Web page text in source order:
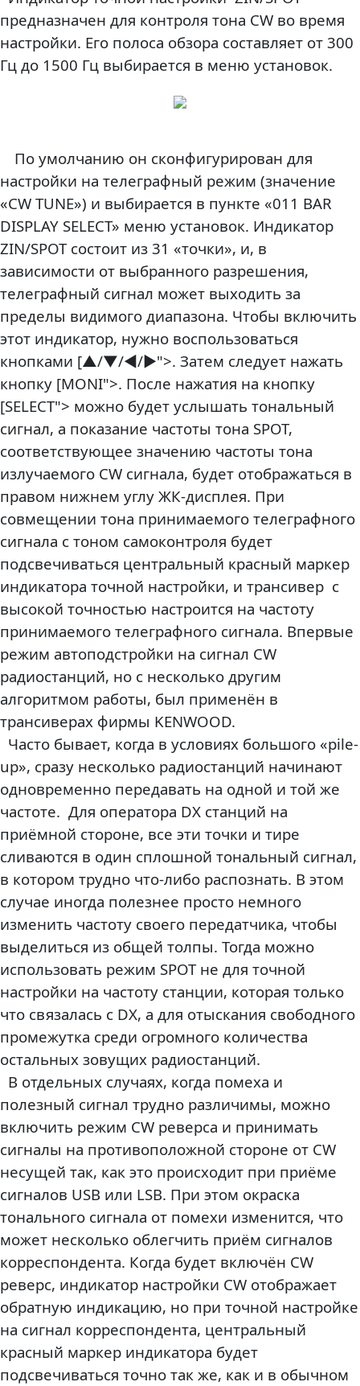
предназначен для контроля тона CW во время
настройки. Его полоса обзора составляет от 300
Гц до 1500 Гц выбирается в меню установок.
По умолчанию он сконфигурирован для
настройки на телеграфный режим (значение
«CW TUNE») и выбирается в пункте «011 BAR
DISPLAY SELECT» меню установок. Индикатор
ZIN/SPOT состоит из 31 «точки», и, в
зависимости от выбранного разрешения,
телеграфный сигнал может выходить за
пределы видимого диапазона. Чтобы включить
этот индикатор, нужно воспользоваться
кнопками [▲/▼/◄/►">. Затем следует нажать
кнопку [MONI">. После нажатия на кнопку
[SELECT"> можно будет услышать тональный
сигнал, а показание частоты тона SPOT,
соответствующее значению частоты тона
излучаемого CW сигнала, будет отображаться в
правом нижнем углу ЖК-дисплея. При
совмещении тона принимаемого телеграфного
сигнала с тоном самоконтроля будет
подсвечиваться центральный красный маркер
индикатора точной настройки, и трансивер с
высокой точностью настроится на частоту
принимаемого телеграфного сигнала. Впервые
режим автоподстройки на сигнал CW
радиостанций, но с несколько другим
алгоритмом работы, был применён в
трансиверах фирмы KENWOOD.
Часто бывает, когда в условиях большого «pile-
up», сразу несколько радиостанций начинают
одновременно передавать на одной и той же
частоте. Для оператора DX станций на
приёмной стороне, все эти точки и тире
сливаются в один сплошной тональный сигнал,
в котором трудно что-либо распознать. В этом
случае иногда полезнее просто немного
изменить частоту своего передатчика, чтобы
выделиться из общей толпы. Тогда можно
использовать режим SPOT не для точной
настройки на частоту станции, которая только
что связалась с DX, а для отыскания свободного
промежутка среди огромного количества
остальных зовущих радиостанций.
В отдельных случаях, когда помеха и
полезный сигнал трудно различимы, можно
включить режим CW реверса и принимать
сигналы на противоположной стороне от CW
несущей так, как это происходит при приёме
сигналов USB или LSB. При этом окраска
тонального сигнала от помехи изменится, что
может несколько облегчить приём сигналов
корреспондента. Когда будет включён CW
реверс, индикатор настройки CW отображает
обратную индикацию, но при точной настройке
на сигнал корреспондента, центральный
красный маркер индикатора будет
подсвечиваться точно так же, как и в обычном